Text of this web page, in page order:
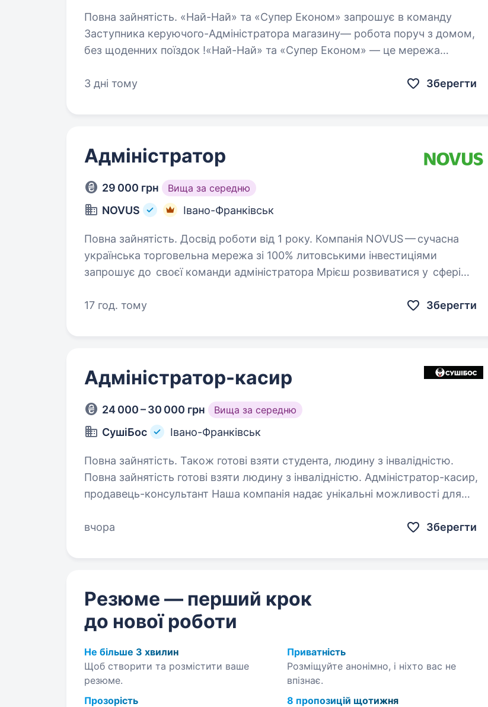
Повна зайнятість. «Най-Най» та «Супер Економ» запрошує в команду
Заступника керуючого-Адміністратора магазину— робота поруч з домом,
без щоденних поїздок !«Най-Най» та «Супер Економ» — це мережа
3 дні тому
Зберегти
Адміністратор
29 000 грн Вища за середню
NOVUS Івано-Франківськ
Повна зайнятість. Досвід роботи від 1 року. Компанія NOVUS — сучасна
українська торговельна мережа зі 100% литовськими інвестиціями
запрошує до своєї команди адміністратора Мрієш розвиватися у сфері
17 год. тому
Зберегти
Адміністратор-касир
24 000 – 30 000 грн Вища за середню
СушіБос Івано-Франківськ
Повна зайнятість. Також готові взяти студента, людину з інвалідністю.
Повна зайнятість готові взяти людину з інвалідністю. Адміністратор-касир,
продавець-консультант Наша компанія надає унікальні можливості для
колективі,…
вчора Зберегти
Резюме — перший крок
до нової роботи
Не більше 3 хвилин
Щоб створити та розмістити ваше
резюме.
Приватність
Розміщуйте анонімно, і ніхто вас не
впізнає.
Прозорість
8 пропозицій щотижня